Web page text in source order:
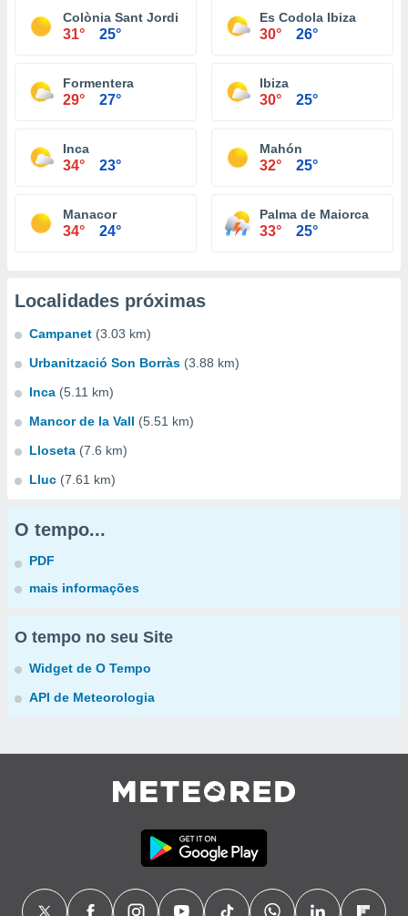
Colònia Sant Jordi
31° 25°
Es Codola Ibiza
30° 26°
Formentera
29° 27°
Ibiza
30° 25°
Inca
34° 23°
Mahón
32° 25°
Manacor
34° 24°
Palma de Maiorca
33° 25°
Localidades próximas
Campanet (3.03 km)
Urbanització Son Borràs (3.88 km)
Inca (5.11 km)
Mancor de la Vall (5.51 km)
Lloseta (7.6 km)
Lluc (7.61 km)
O tempo...
PDF
mais informações
O tempo no seu Site
Widget de O Tempo
API de Meteorologia